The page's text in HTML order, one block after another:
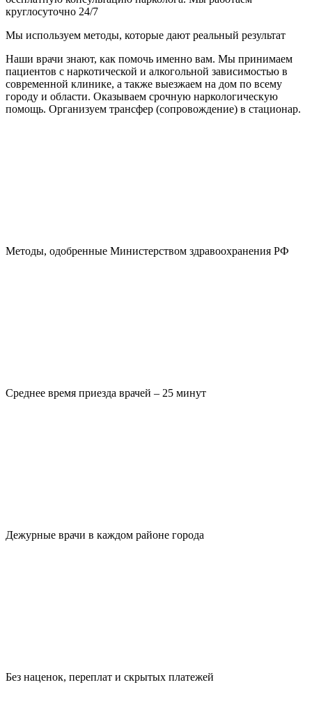
круглосуточно 24/7
Мы используем методы, которые дают реальный результат
Наши врачи знают, как помочь именно вам. Мы принимаем
пациентов с наркотической и алкогольной зависимостью в
современной клинике, а также выезжаем на дом по всему
городу и области. Оказываем срочную наркологическую
помощь. Организуем трансфер (сопровождение) в стационар.
Методы, одобренные Министерством здравоохранения РФ
Среднее время приезда врачей – 25 минут
Дежурные врачи в каждом районе города
Без наценок, переплат и скрытых платежей